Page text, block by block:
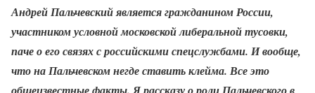
Андрей Пальчевский является гражданином России,
участником условной московской либеральной тусовки,
паче о его связях с российскими спецслужбами. И вообще,
что на Пальчевском негде ставить клейма. Все это